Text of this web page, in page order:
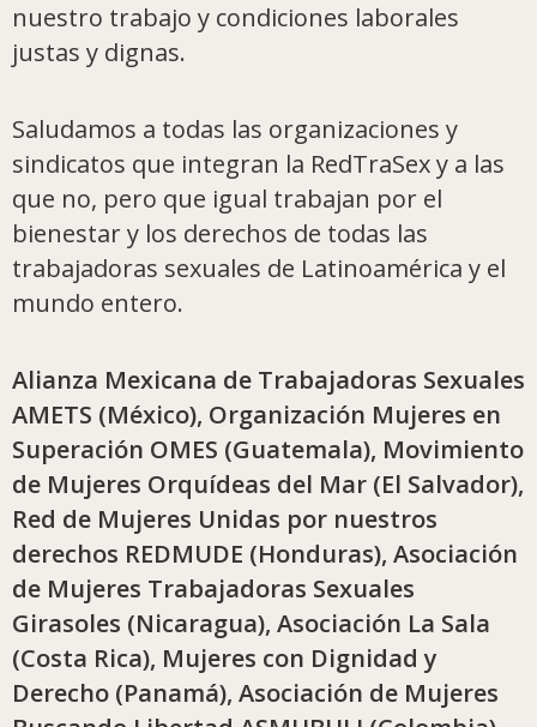
nuestro trabajo y condiciones laborales
justas y dignas.
Saludamos a todas las organizaciones y
sindicatos que integran la RedTraSex y a las
que no, pero que igual trabajan por el
bienestar y los derechos de todas las
trabajadoras sexuales de Latinoamérica y el
mundo entero.
Alianza Mexicana de Trabajadoras Sexuales
AMETS (México), Organización Mujeres en
Superación OMES (Guatemala), Movimiento
de Mujeres Orquídeas del Mar (El Salvador),
Red de Mujeres Unidas por nuestros
derechos REDMUDE (Honduras), Asociación
de Mujeres Trabajadoras Sexuales
Girasoles (Nicaragua), Asociación La Sala
(Costa Rica), Mujeres con Dignidad y
Derecho (Panamá), Asociación de Mujeres